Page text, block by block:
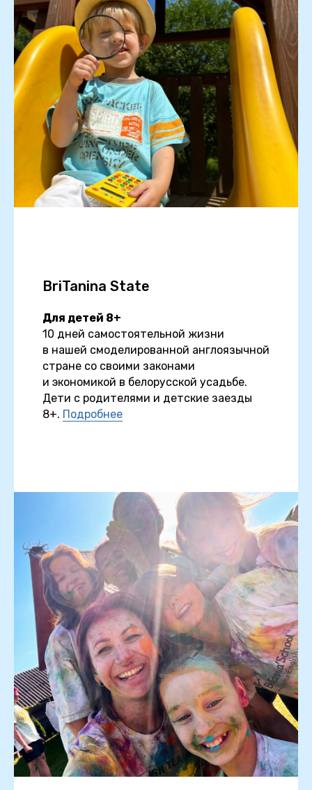
BriTanina State
Для детей 8+
10 дней самостоятельной жизни
в нашей смоделированной англоязычной
стране со своими законами
и экономикой в белорусской усадьбе.
Дети с родителями и детские заезды
8+. Подробнее